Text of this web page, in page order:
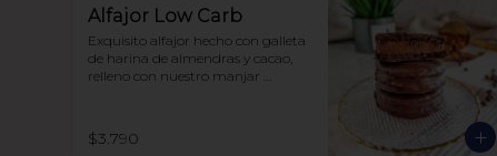
Alfajor Low Carb
Exquisito alfajor hecho con galleta
de harina de almendras y cacao,
relleno con nuestro manjar
todo endulzado con alulosa.
$3.790